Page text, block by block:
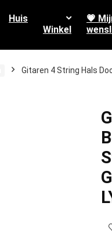
Huis
Winkel
💗
Gitaren 4 String Hals